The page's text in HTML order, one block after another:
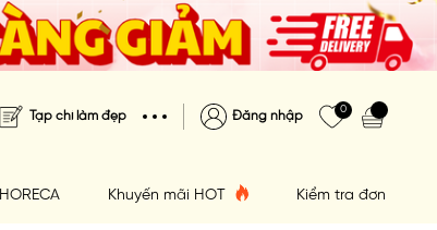
Tạp chí làm đẹp Đăng nhập 0
HORECA Khuyến mãi HOT Kiểm tra đơn hàng